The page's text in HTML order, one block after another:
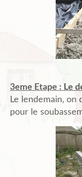
3eme Etape : Le
Le lendemain, on
pour le